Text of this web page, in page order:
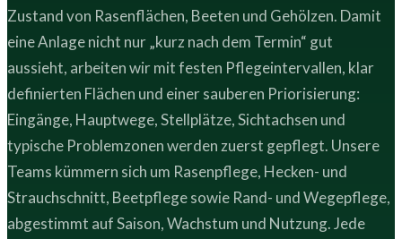
Zustand von Rasenflächen, Beeten und Gehölzen. Damit
eine Anlage nicht nur „kurz nach dem Termin“ gut
aussieht, arbeiten wir mit festen Pflegeintervallen, klar
definierten Flächen und einer sauberen Priorisierung:
Eingänge, Hauptwege, Stellplätze, Sichtachsen und
typische Problemzonen werden zuerst gepflegt. Unsere
Teams kümmern sich um Rasenpflege, Hecken- und
Strauchschnitt, Beetpflege sowie Rand- und Wegepflege,
abgestimmt auf Saison, Wachstum und Nutzung. Jede